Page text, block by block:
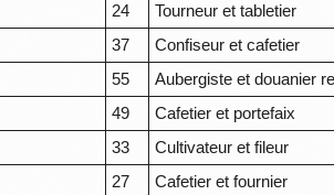
24 Tourneur et tabletier
37 Confiseur et cafetier
55 Aubergiste et douanier
49 Cafetier et portefaix
33 Cultivateur et fileur
27 Cafetier et fournier